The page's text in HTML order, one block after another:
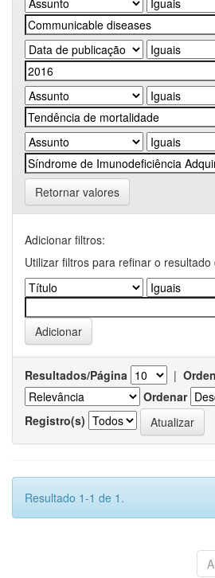
Retornar valores
Adicionar filtros:
Utilizar filtros para refinar o resultado
Resultados/Página |
Ordenar
Registro(s)
Resultado 1-1 de 1.